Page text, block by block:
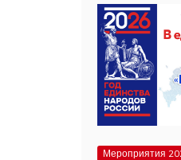
Мероприятия